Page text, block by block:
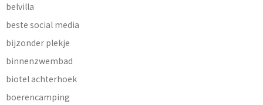
belvilla
beste social media
bijzonder plekje
binnenzwembad
biotel achterhoek
boerencamping